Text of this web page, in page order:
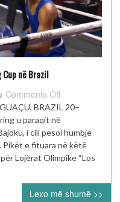
në Brazil
Comments Offon
Shpëtim
Bajoku
humb
në
World
Cup
në
BRAZIL 20–
u paraqit në
i cili pësoi humbje
Pikët e fituara në këtë
Lojërat Olimpike “Los
Lexo më shumë >>